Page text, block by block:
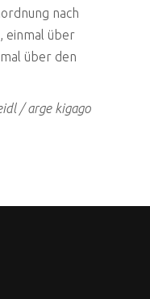
nach
einmal über
über den
/ arge kigago